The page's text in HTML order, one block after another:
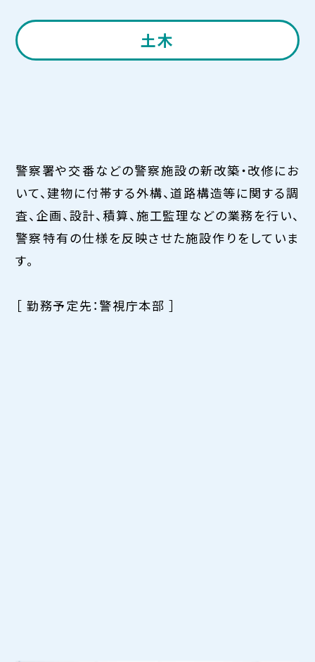
土木
警察署や交番などの警察施設の新改築・改修にお
いて、建物に付帯する外構、道路構造等に関する調
査、企画、設計、積算、施工監理などの業務を行い、
警察特有の仕様を反映させた施設作りをしていま
す。
［ 勤務予定先：警視庁本部 ］